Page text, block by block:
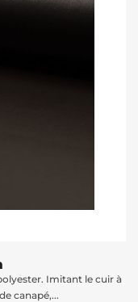
Imitant le cuir à
canapé,...